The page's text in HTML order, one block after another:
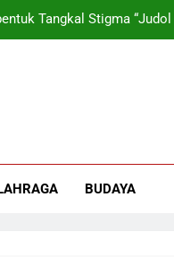
Tangkal Stigma “Judol
Wamen: Optimis
BUDAYA